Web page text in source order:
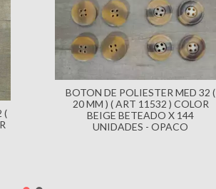
(
BOTON DE POLIESTER MED 32 (
20 MM ) ( ART 11532 ) COLOR
BEIGE BETEADO X 144
UNIDADES - OPACO